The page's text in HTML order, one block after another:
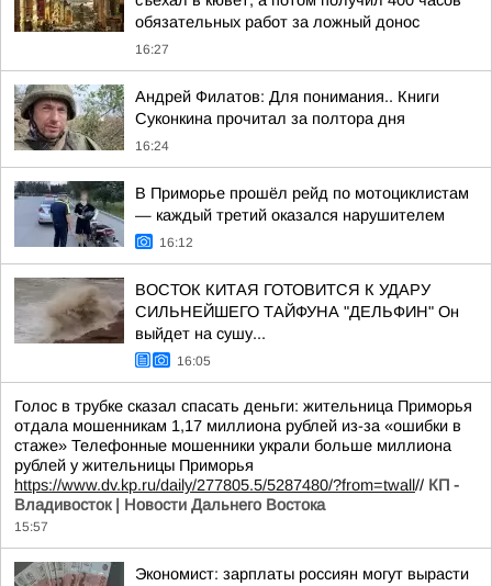
обязательных работ за ложный донос
16:27
Андрей Филатов: Для понимания.. Книги
Суконкина прочитал за полтора дня
16:24
В Приморье прошёл рейд по мотоциклистам
— каждый третий оказался нарушителем
16:12
ВОСТОК КИТАЯ ГОТОВИТСЯ К УДАРУ
СИЛЬНЕЙШЕГО ТАЙФУНА "ДЕЛЬФИН" Он
выйдет на сушу...
16:05
Голос в трубке сказал спасать деньги: жительница Приморья
отдала мошенникам 1,17 миллиона рублей из-за «ошибки в
стаже» Телефонные мошенники украли больше миллиона
рублей у жительницы Приморья
https://www.dv.kp.ru/daily/277805.5/5287480/?from=twall// КП -
Владивосток | Новости Дальнего Востока
15:57
Экономист: зарплаты россиян могут вырасти